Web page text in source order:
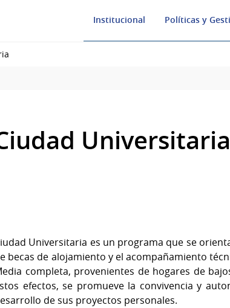
Institucional Políticas y
Universitaria
Universitaria es un programa que se
becas de alojamiento y el acompañamiento
completa, provenientes de hogares de
efectos, se promueve la convivencia y
de sus proyectos personales.